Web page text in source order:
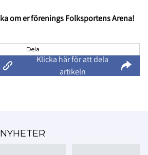
om er förenings Folksportens Arena!
Dela
Klicka här för att dela
artikeln